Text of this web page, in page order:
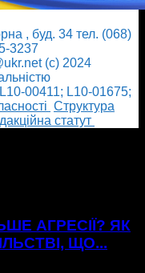
, буд. 34 тел. (068)
3237
(с) 2024
00411; L10-01675;
Cтруктура
статут
АГРЕСІЇ? ЯК
ЩО...